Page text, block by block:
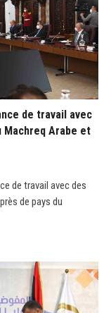
de travail avec
Machreq Arabe et
de travail avec des
de pays du